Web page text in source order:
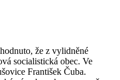
že z vylidněné
socialistická obec. Ve
František Čuba.